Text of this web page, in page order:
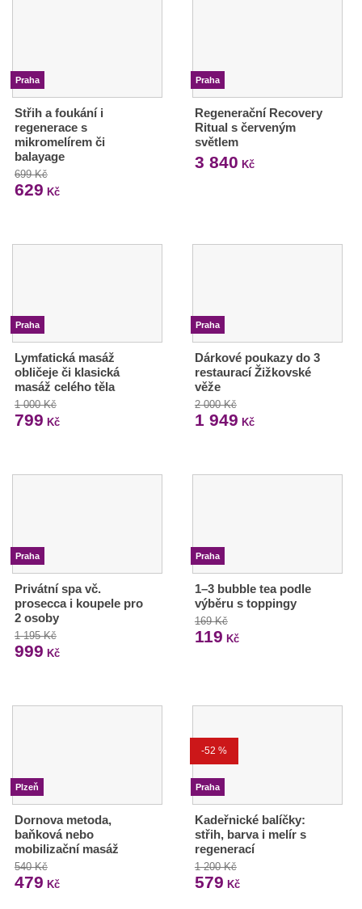
Praha
Střih a foukání i
regenerace s
mikromelírem či
balayage
699 Kč
629 Kč
Praha
Regenerační Recovery
Ritual s červeným
světlem
3 840 Kč
Praha
Lymfatická masáž
obličeje či klasická
masáž celého těla
1 000 Kč
799 Kč
Praha
Dárkové poukazy do 3
restaurací Žižkovské
věže
2 000 Kč
1 949 Kč
Praha
Privátní spa vč.
prosecca i koupele pro
2 osoby
1 195 Kč
999 Kč
Praha
1–3 bubble tea podle
výběru s toppingy
169 Kč
119 Kč
Plzeň
Dornova metoda,
baňková nebo
mobilizační masáž
540 Kč
479 Kč
-52 %
Praha
Kadeřnické balíčky:
střih, barva i melír s
regenerací
1 200 Kč
579 Kč